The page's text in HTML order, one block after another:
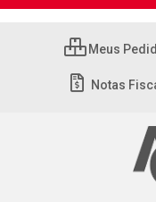
Meus
Notas